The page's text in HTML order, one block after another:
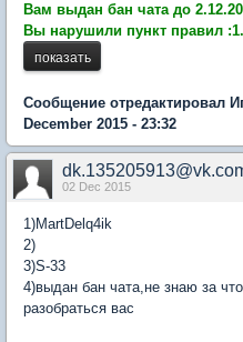
Вам выдан бан чата до
Вы нарушили пункт правил
Сообщение отредактировал
December 2015 - 23:32
02 Dec 2015
1)MartDelq4ik
2)
3)S-33
4)выдан бан чата,не знаю за
разобраться вас